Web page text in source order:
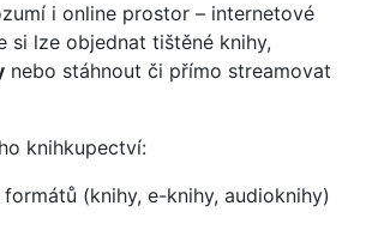
i online prostor – internetové
si lze objednat tištěné knihy,
nebo stáhnout či přímo streamovat
knihkupectví:
(knihy, e-knihy, audioknihy)